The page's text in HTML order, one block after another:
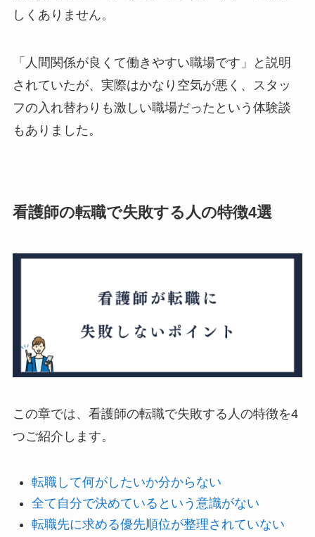
しくありません。
「人間関係が良くて働きやすい職場です」と説明
されていたが、実際はかなり空気が悪く、スタッ
フの入れ替わりも激しい職場だったという体験談
もありました。
看護師の転職で失敗する人の特徴4選
この章では、看護師の転職で失敗する人の特徴を4
つご紹介します。
転職して何がしたいか分からない
全て自分で決めているという意識がない
転職先に求める優先順位が整理されていない